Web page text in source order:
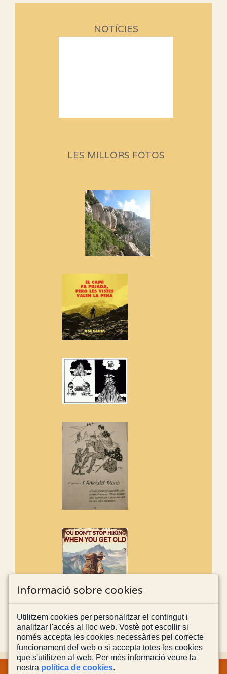
NOTÍCIES
Aquí teniu la primera part de la
Si no podem caminar, alguna
cosa hem de fer...
Els Centpeus signen el
Manifest a favor dels Camins
Si ets una entitat o associació
adhereix-te al manifest!
Rebem un diploma dels
Amics de Sant Aniol d'Aguja
Els Centpeus estem implicats
de l'entorn de Sant Aniol
LES MILLORS FOTOS
Informació sobre cookies
Utilitzem cookies per personalitzar el contingut i
analitzar l'accés al lloc web. Vostè pot escollir si
només accepta les cookies necessàries pel correcte
funcionament del web o si accepta totes les cookies
que s'utilitzen al web. Per més informació veure la
nostra política de cookies.